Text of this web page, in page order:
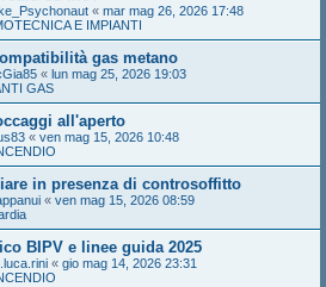
« mar mag 26, 2026 17:48
E IMPIANTI
gas metano
« lun mag 25, 2026 19:03
GAS
all'aperto
« ven mag 15, 2026 10:48
in presenza di controsoffitto
« ven mag 15, 2026 08:59
BIPV e linee guida 2025
« gio mag 14, 2026 23:31